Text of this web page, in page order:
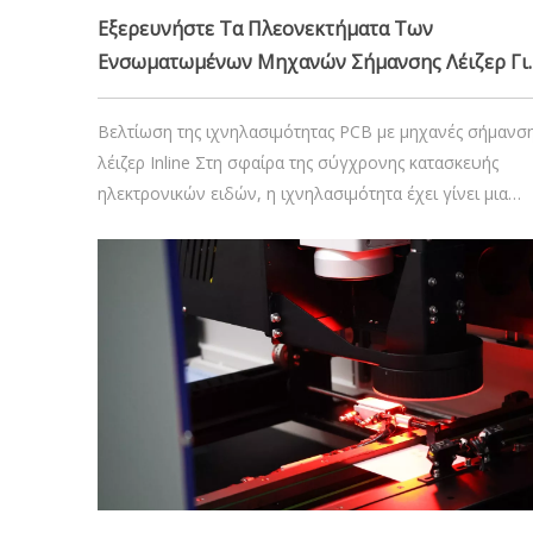
Εξερευνήστε Τα Πλεονεκτήματα Των
Ενσωματωμένων Μηχανών Σήμανσης Λέιζερ
Την Ιχνηλασιμότητα Των PCB
Βελτίωση της ιχνηλασιμότητας PCB με μηχανές
λέιζερ Inline Στη σφαίρα της σύγχρονης κατασκευής
ηλεκτρονικών ειδών, η ιχνηλασιμότητα έχει γίνει μια
συμμόρφωσης με τους κανονισμούς. Η διασφάλιση ότι
κάθε πλακέτα τυπωμένου κυκλώματος (PCB) είναι
μοναδικά αναγνωρίσιμη καθ' όλη τη διάρκεια του
ζωής της είναι
26 Νοεμβρίου 2024